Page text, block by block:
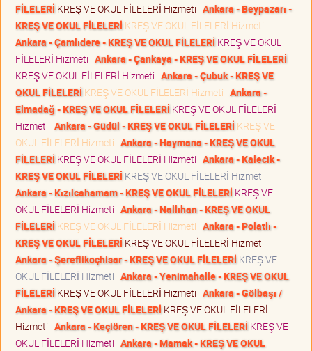
FİLELERİ KREŞ VE OKUL FİLELERİ Hizmeti Ankara - Beypazarı -
KREŞ VE OKUL FİLELERİ KREŞ VE OKUL FİLELERİ Hizmeti
Ankara - Çamlıdere - KREŞ VE OKUL FİLELERİ KREŞ VE OKUL
FİLELERİ Hizmeti Ankara - Çankaya - KREŞ VE OKUL FİLELERİ
KREŞ VE OKUL FİLELERİ Hizmeti Ankara - Çubuk - KREŞ VE
OKUL FİLELERİ KREŞ VE OKUL FİLELERİ Hizmeti Ankara -
Elmadağ - KREŞ VE OKUL FİLELERİ KREŞ VE OKUL FİLELERİ
Hizmeti Ankara - Güdül - KREŞ VE OKUL FİLELERİ KREŞ VE
OKUL FİLELERİ Hizmeti Ankara - Haymana - KREŞ VE OKUL
FİLELERİ KREŞ VE OKUL FİLELERİ Hizmeti Ankara - Kalecik -
KREŞ VE OKUL FİLELERİ KREŞ VE OKUL FİLELERİ Hizmeti
Ankara - Kızılcahamam - KREŞ VE OKUL FİLELERİ KREŞ VE
OKUL FİLELERİ Hizmeti Ankara - Nallıhan - KREŞ VE OKUL
FİLELERİ KREŞ VE OKUL FİLELERİ Hizmeti Ankara - Polatlı -
KREŞ VE OKUL FİLELERİ KREŞ VE OKUL FİLELERİ Hizmeti
Ankara - Şereflikoçhisar - KREŞ VE OKUL FİLELERİ KREŞ VE
OKUL FİLELERİ Hizmeti Ankara - Yenimahalle - KREŞ VE OKUL
FİLELERİ KREŞ VE OKUL FİLELERİ Hizmeti Ankara - Gölbaşı /
Ankara - KREŞ VE OKUL FİLELERİ KREŞ VE OKUL FİLELERİ
Hizmeti Ankara - Keçiören - KREŞ VE OKUL FİLELERİ KREŞ VE
OKUL FİLELERİ Hizmeti Ankara - Mamak - KREŞ VE OKUL